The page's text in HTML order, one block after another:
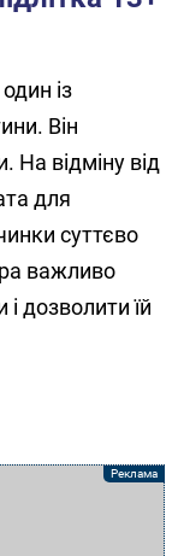
із
Він
На відміну від
для
суттєво
важливо
і дозволити їй